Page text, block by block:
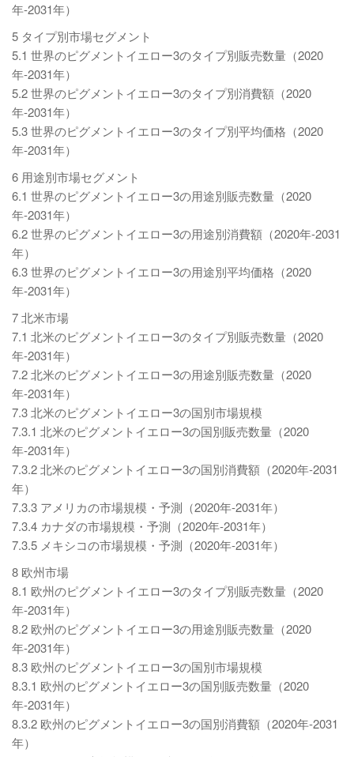
年-2031年）
5 タイプ別市場セグメント
5.1 世界のピグメントイエロー3のタイプ別販売数量（2020
年-2031年）
5.2 世界のピグメントイエロー3のタイプ別消費額（2020
年-2031年）
5.3 世界のピグメントイエロー3のタイプ別平均価格（2020
年-2031年）
6 用途別市場セグメント
6.1 世界のピグメントイエロー3の用途別販売数量（2020
年-2031年）
6.2 世界のピグメントイエロー3の用途別消費額（2020年-2031
年）
6.3 世界のピグメントイエロー3の用途別平均価格（2020
年-2031年）
7 北米市場
7.1 北米のピグメントイエロー3のタイプ別販売数量（2020
年-2031年）
7.2 北米のピグメントイエロー3の用途別販売数量（2020
年-2031年）
7.3 北米のピグメントイエロー3の国別市場規模
7.3.1 北米のピグメントイエロー3の国別販売数量（2020
年-2031年）
7.3.2 北米のピグメントイエロー3の国別消費額（2020年-2031
年）
7.3.3 アメリカの市場規模・予測（2020年-2031年）
7.3.4 カナダの市場規模・予測（2020年-2031年）
7.3.5 メキシコの市場規模・予測（2020年-2031年）
8 欧州市場
8.1 欧州のピグメントイエロー3のタイプ別販売数量（2020
年-2031年）
8.2 欧州のピグメントイエロー3の用途別販売数量（2020
年-2031年）
8.3 欧州のピグメントイエロー3の国別市場規模
8.3.1 欧州のピグメントイエロー3の国別販売数量（2020
年-2031年）
8.3.2 欧州のピグメントイエロー3の国別消費額（2020年-2031
年）